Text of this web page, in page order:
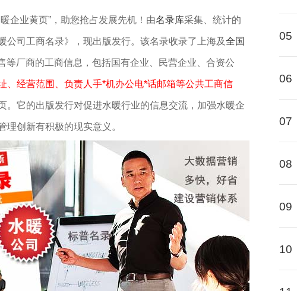
企业黄页”，助您抢占发展先机！由名录库采集、统计的
公司工商名录》，现出版发行。该名录收录了上海及全国
等厂商的工商信息，包括国有企业、民营企业、合资公
、经营范围、负责人手*机办公电*话邮箱等公共工商信
。它的出版发行对促进水暖行业的信息交流，加强水暖企
理创新有积极的现实意义。
05
06
07
08
09
10